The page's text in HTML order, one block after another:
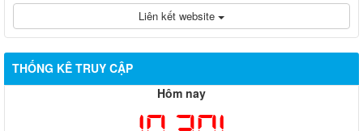
Liên kết website
THỐNG KÊ TRUY CẬP
Hôm nay